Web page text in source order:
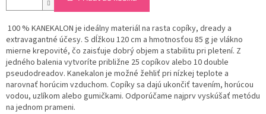
100 % KANEKALON je ideálny materiál na rasta copíky, dready a
extravagantné účesy. S dĺžkou 120 cm a hmotnosťou 85 g je vlákno
mierne krepovité, čo zaisťuje dobrý objem a stabilitu pri pletení. Z
jedného balenia vytvoríte približne 25 copíkov alebo 10 double
pseudodreadov. Kanekalon je možné žehliť pri nízkej teplote a
narovnať horúcim vzduchom. Copíky sa dajú ukončiť tavením, horúcou
vodou, uzlíkom alebo gumičkami. Odporúčame najprv vyskúšať metódu
na jednom prameni.